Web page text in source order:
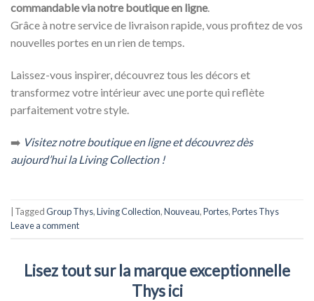
commandable via notre boutique en ligne.
Grâce à notre service de livraison rapide, vous profitez de vos
nouvelles portes en un rien de temps.
Laissez-vous inspirer, découvrez tous les décors et
transformez votre intérieur avec une porte qui reflète
parfaitement votre style.
➡️ Visitez notre boutique en ligne et découvrez dès
aujourd’hui la Living Collection !
TaggedGroup Thys,Living Collection,Nouveau,Portes,Portes Thys
Leave a comment
Lisez tout sur la marque exceptionnelle
Thys ici